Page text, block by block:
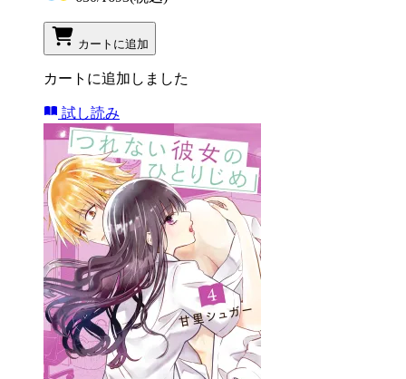
カートに追加
カートに追加しました
試し読み